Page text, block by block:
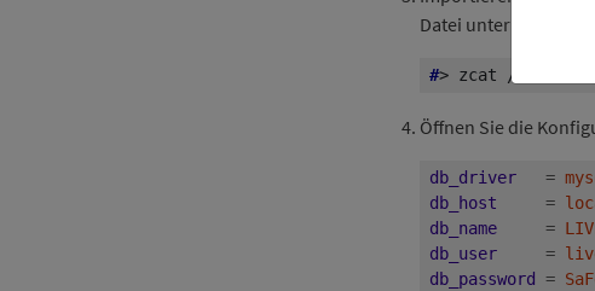
Datei unter
/usr/
#> zcat /usr/
Öffnen Sie die
db_driver =
db_host
=
db_name
=
db_user
=
db_password
=